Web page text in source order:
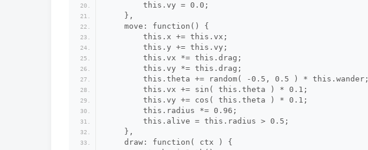
        this.vy = 0.0;
    },
    move: function() {
        this.x += this.vx;
        this.y += this.vy;
        this.vx *= this.drag;
        this.vy *= this.drag;
        this.theta += random( -0.5, 0.5 ) * this.wander;
        this.vx += sin( this.theta ) * 0.1;
        this.vy += cos( this.theta ) * 0.1;
        this.radius *= 0.96;
        this.alive = this.radius > 0.5;
    },
    draw: function( ctx ) {